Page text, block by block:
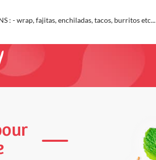
: - wrap, fajitas, enchiladas, tacos, burritos etc...